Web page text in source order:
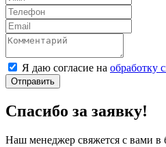
Я даю согласие на обработку
Отправить
Спасибо за заявку!
Наш менеджер свяжется с вами в